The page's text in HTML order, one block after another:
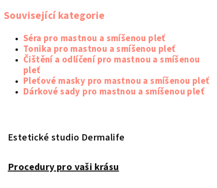
Související kategorie
Séra pro mastnou a smíšenou pleť
Tonika pro mastnou a smíšenou pleť
Čištění a odlíčení pro mastnou a smíšenou
pleť
Pleťové masky pro mastnou a smíšenou pleť
Dárkové sady pro mastnou a smíšenou pleť
Estetické studio Dermalife
Procedury pro vaši krásu